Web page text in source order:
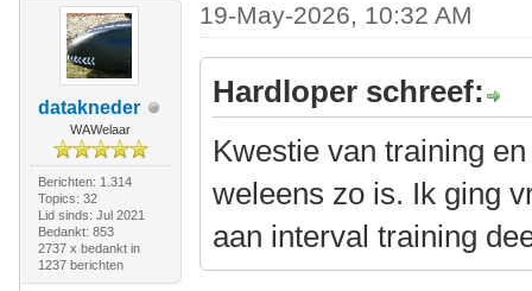
datakneder
WAWelaar
Berichten: 1.314
Topics: 32
Lid sinds: Jul 2021
Bedankt: 853
2737 x bedankt in
1237 berichten
19-May-2026, 10:32 AM
Hardloper schreef:
Kwestie van training
weleens zo is. Ik ging
aan interval training